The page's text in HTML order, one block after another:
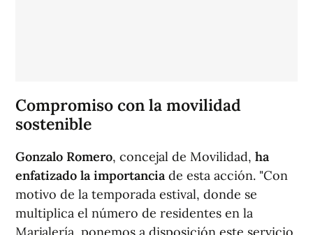
Compromiso con la movilidad
sostenible
Gonzalo Romero, concejal de Movilidad, ha
enfatizado la importancia de esta acción. "Con
motivo de la temporada estival, donde se
multiplica el número de residentes en la